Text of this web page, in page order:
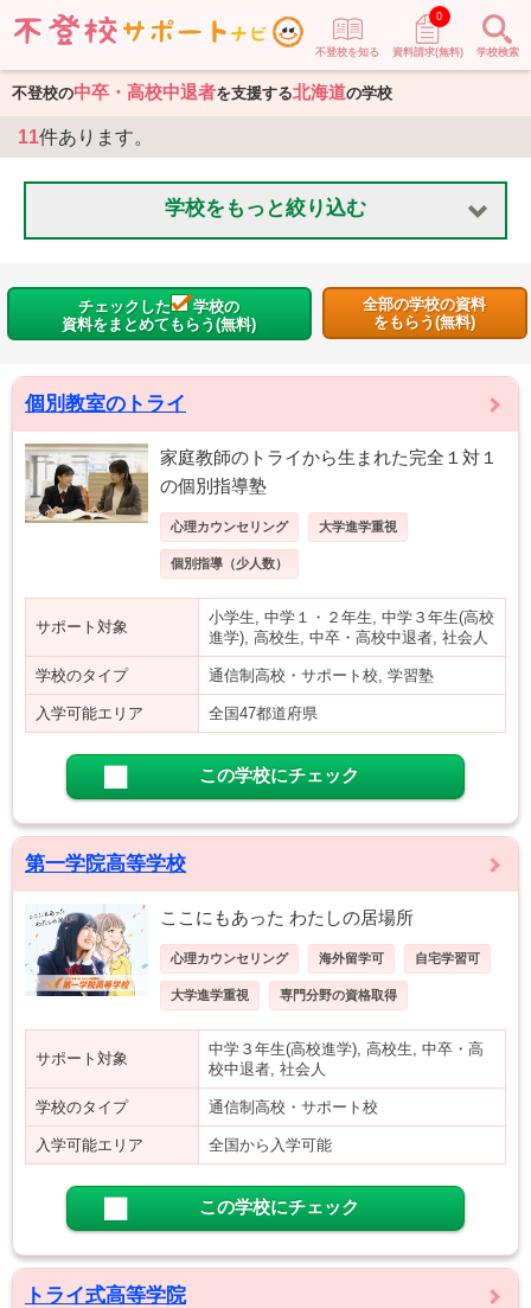
不登校を知る 資料請求(無料)
0
学校検索
不登校の中卒・高校中退者を支援する北海道の学校
11件あります。
学校をもっと絞り込む
チェックした
学校の
資料をまとめてもらう(無料)
全部の学校の資料
をもらう(無料)
個別教室のトライ
家庭教師のトライから生まれた完全１対１
の個別指導塾
心理カウンセリング 大学進学重視
個別指導（少人数）
サポート対象
小学生, 中学１・２年生, 中学３年生(高校
進学), 高校生, 中卒・高校中退者, 社会人
学校のタイプ 通信制高校・サポート校, 学習塾
入学可能エリア 全国47都道府県
この学校にチェック
第一学院高等学校
ここにもあった わたしの居場所
心理カウンセリング 海外留学可 自宅学習可
大学進学重視 専門分野の資格取得
サポート対象
中学３年生(高校進学), 高校生, 中卒・高
校中退者, 社会人
学校のタイプ 通信制高校・サポート校
入学可能エリア 全国から入学可能
この学校にチェック
トライ式高等学院